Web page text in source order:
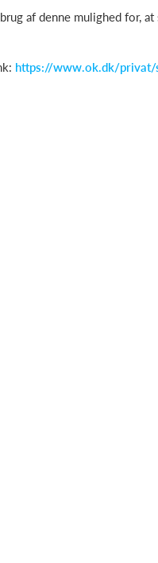
af denne mulighed for,
https://www.ok.dk/privat/